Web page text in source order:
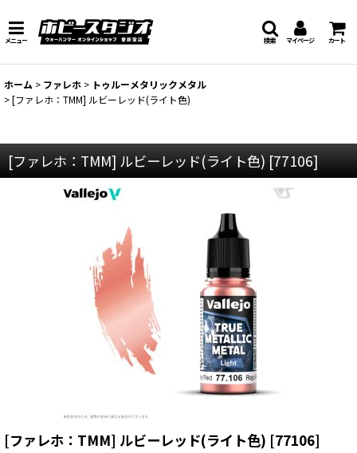
メニュー マイページ カート
検索
ホーム > ファレホ > トゥルーメタリックメタル
>[ファレホ：TMM] ルビーレッド(ライト色)
[ファレホ：TMM] ルビーレッド(ライト色) [77106]
[ファレホ：TMM] ルビーレッド(ライト色) [77106]